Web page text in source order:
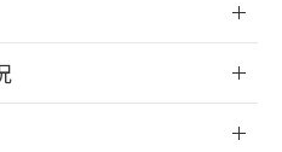
段のことがない限
割愛しておりま